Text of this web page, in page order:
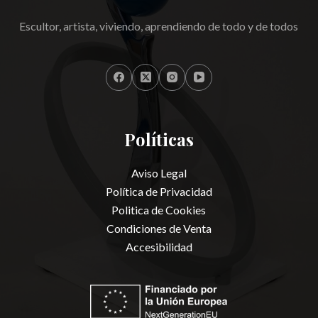
Escultor, artista, viviendo, aprendiendo de todo y de todos
Políticas
Aviso Legal
Política de Privacidad
Politica de Cookies
Condiciones de Venta
Accesibilidad